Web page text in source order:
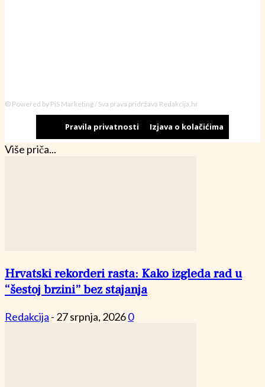
© Powered by PiS Marketing / Sva prava pridržava Redakcija.hr
Pravila privatnosti Izjava o kolačićima
Više priča...
Hrvatski rekorderi rasta: Kako izgleda rad u
“šestoj brzini” bez stajanja
Redakcija - 27 srpnja, 20260